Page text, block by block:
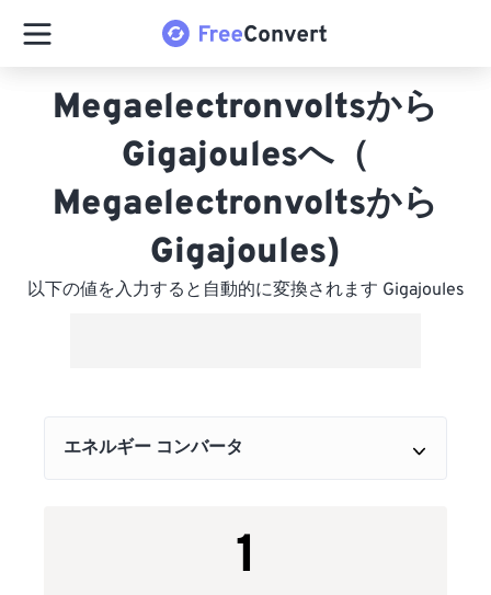
Megaelectronvoltsから
Gigajoulesへ（
Megaelectronvoltsから
Gigajoules)
以下の値を入力すると自動的に変換されます Gigajoules